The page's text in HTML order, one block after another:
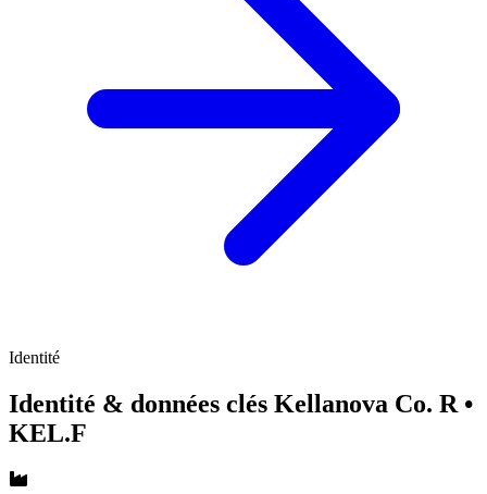
Identité
Identité & données clés Kellanova Co. R •
KEL.F